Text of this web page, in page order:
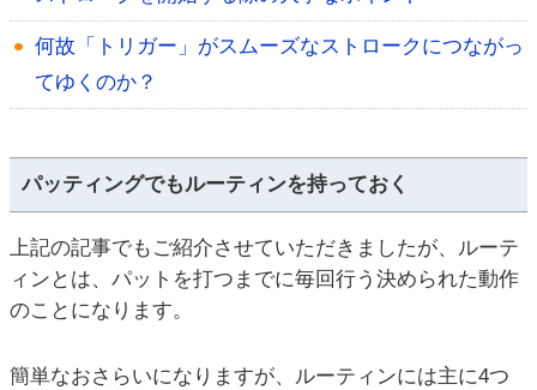
何故「トリガー」がスムーズなストロークにつながっ
てゆくのか？
パッティングでもルーティンを持っておく
上記の記事でもご紹介させていただきましたが、ルーテ
ィンとは、パットを打つまでに毎回行う決められた動作
のことになります。
簡単なおさらいになりますが、ルーティンには主に4つ